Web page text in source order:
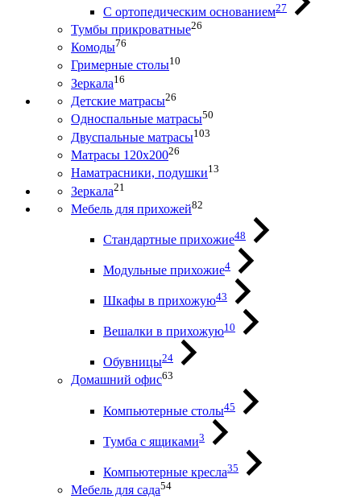
С ортопедическим основанием27
Тумбы прикроватные26
Комоды76
Гримерные столы10
Зеркала16
Детские матрасы26
Односпальные матрасы50
Двуспальные матрасы103
Матрасы 120х20026
Наматрасники, подушки13
Зеркала21
Мебель для прихожей82
Стандартные прихожие48
Модульные прихожие4
Шкафы в прихожую43
Вешалки в прихожую10
Обувницы24
Домашний офис63
Компьютерные столы45
Тумба с ящиками3
Компьютерные кресла35
Мебель для сада54